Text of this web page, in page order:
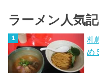
ラーメン人気
札
め